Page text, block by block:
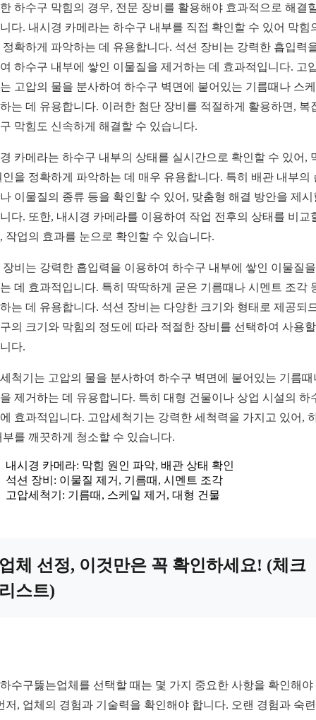
하수구 막힘의 경우, 전문 장비를 활용해야 효과적으로 해결
다. 내시경 카메라는 하수구 내부를 직접 확인할 수 있어 막힘
정확하게 파악하는 데 유용합니다. 석션 장비는 강력한 흡입력
하수구 내부에 쌓인 이물질을 제거하는 데 효과적입니다. 고
고압의 물을 분사하여 하수구 벽면에 붙어있는 기름때나 스
는 데 유용합니다. 이러한 첨단 장비를 적절하게 활용하면, 복
막힘도 신속하게 해결할 수 있습니다.
카메라는 하수구 내부의 상태를 실시간으로 확인할 수 있어,
인을 정확하게 파악하는 데 매우 유용합니다. 특히 배관 내부의
이물질의 종류 등을 확인할 수 있어, 맞춤형 해결 방안을 제시
다. 또한, 내시경 카메라를 이용하여 작업 전후의 상태를 비교
작업의 효과를 눈으로 확인할 수 있습니다.
장비는 강력한 흡입력을 이용하여 하수구 내부에 쌓인 이물질
데 효과적입니다. 특히 딱딱하게 굳은 기름때나 시멘트 조각
는 데 유용합니다. 석션 장비는 다양한 크기와 형태로 제공되
의 크기와 막힘의 정도에 따라 적절한 장비를 선택하여 사용
다.
척기는 고압의 물을 분사하여 하수구 벽면에 붙어있는 기름때
제거하는 데 유용합니다. 특히 대형 건물이나 상업 시설의 하
효과적입니다. 고압세척기는 강력한 세척력을 가지고 있어,
부를 깨끗하게 청소할 수 있습니다.
내시경 카메라: 막힘 원인 파악, 배관 상태 확인
석션 장비: 이물질 제거, 기름때, 시멘트 조각
고압세척기: 기름때, 스케일 제거, 대형 건물
체 선정, 이것만은 꼭 확인하세요! (체크
스트)
수구뚫는업체를 선택할 때는 몇 가지 중요한 사항을 확인해야
저, 업체의 경험과 기술력을 확인해야 합니다. 오랜 경험과 숙